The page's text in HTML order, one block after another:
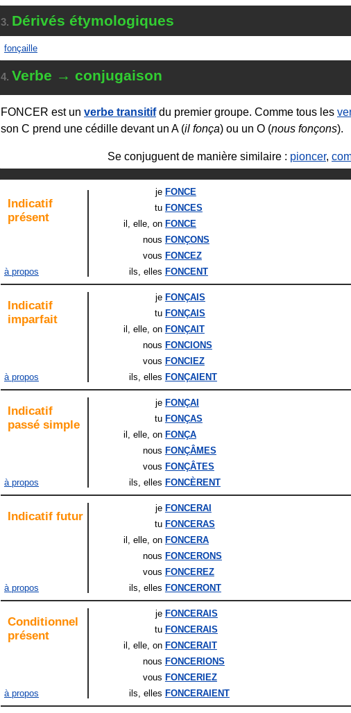
3. Dérivés étymologiques
fonçaille
4. Verbe → conjugaison
FONCER est un verbe transitifdu premier groupe. Comme tous les
son C prend une cédille devant un A (il fonça) ou un O (nous fonçons).
Se conjuguent de manière similaire : pioncer,
Indicatif
présent
à propos
je FONCE
tu FONCES
il , elle, on FONCE
nous FONÇONS
vous FONCEZ
ils, elles FONCENT
Indicatif
imparfait
à propos
je FONÇAIS
tu FONÇAIS
il , elle, on FONÇAIT
nous FONCIONS
vous FONCIEZ
ils, elles FONÇAIENT
Indicatif
passé simple
à propos
je FONÇAI
tu FONÇAS
il , elle, on FONÇA
nous FONÇÂMES
vous FONÇÂTES
ils, elles FONCÈRENT
Indicatif futur
à propos
je FONCERAI
tu FONCERAS
il , elle, on FONCERA
nous FONCERONS
vous FONCEREZ
ils, elles FONCERONT
Conditionnel
présent
à propos
je FONCERAIS
tu FONCERAIS
il , elle, on FONCERAIT
nous FONCERIONS
vous FONCERIEZ
ils, elles FONCERAIENT